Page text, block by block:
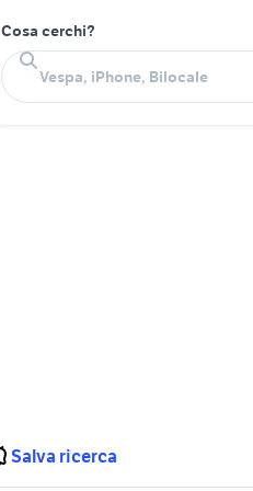
Cosa cerchi?
Salva ricerca